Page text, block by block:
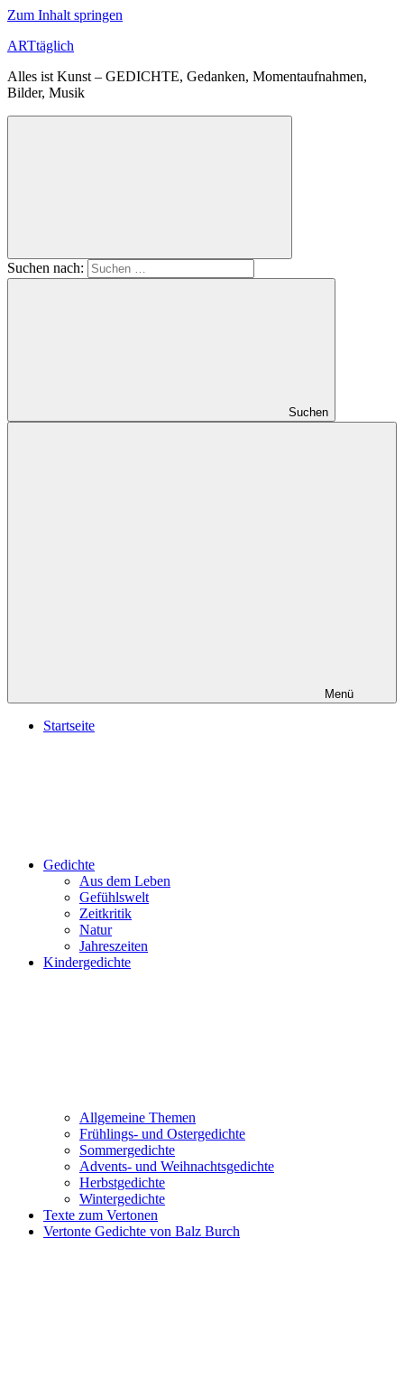
Zum Inhalt springen
ARTtäglich
Alles ist Kunst – GEDICHTE, Gedanken, Momentaufnahmen,
Bilder, Musik
Suchen nach:
Suchen
Menü
Startseite
Gedichte
Aus dem Leben
Gefühlswelt
Zeitkritik
Natur
Jahreszeiten
Kindergedichte
Allgemeine Themen
Frühlings- und Ostergedichte
Sommergedichte
Advents- und Weihnachtsgedichte
Herbstgedichte
Wintergedichte
Texte zum Vertonen
Vertonte Gedichte von Balz Burch